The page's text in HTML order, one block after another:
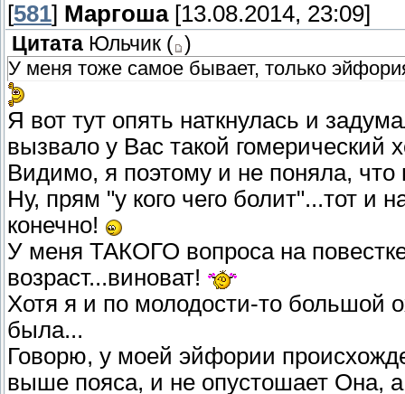
[581] Маргоша[13.08.2014, 23:09]
Цитата Юльчик ( )
У меня тоже самое бывает, только
Я вот тут опять наткнулась и
вызвало у Вас такой гомерический
Видимо, я поэтому и не поняла,
Ну, прям "у кого чего болит"...тот и
конечно!
У меня ТАКОГО вопроса на
возраст...виноват!
Хотя я и по молодости-то большой
была...
Говорю, у моей эйфории
выше пояса, и не опустошает Она,